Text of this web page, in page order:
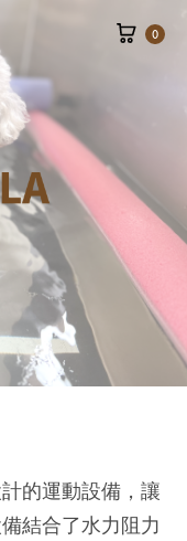
0
的運動設備，讓
結合了水力阻力